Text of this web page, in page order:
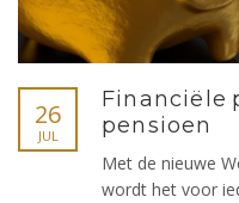
26
JUL
Financiële
pensioen
Met de nieuwe
wordt het voor